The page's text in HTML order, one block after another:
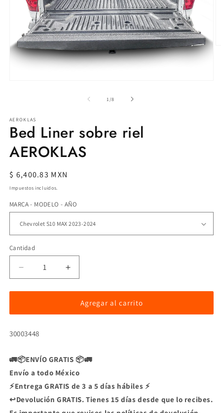
una
ventana
modal
1 /de
8
AEROKLAS
Bed Liner sobre riel
AEROKLAS
Precio
habitual
$ 6,400.83 MXN
Impuestos incluidos.
MARCA - MODELO - AÑO
Cantidad
Reducir
cantidad
para
Liner
riel
Aumentar
cantidad
para
Bed
Liner
Agregar al carrito
SKU:
30003448
🚛📦ENVÍO GRATIS 📦🚛
Envío a todo México
⚡Entrega GRATIS de 3 a 5 días hábiles ⚡
↩️Devolución GRATIS. Tienes 15 días desde que lo recibes.